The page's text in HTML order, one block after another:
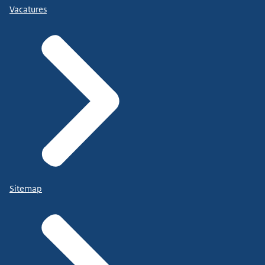
Vacatures
Sitemap